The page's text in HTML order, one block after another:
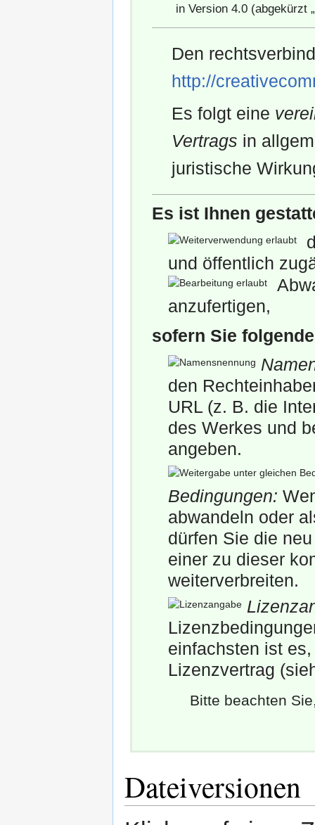
in Version 4.0 (abgekürzt
Den
http://
Es folgt eine
Vertrags in
juristische
Es ist Ihnen
und öffentlich
anzufertigen,
sofern Sie
den
URL (z. B. die
des Werkes und
angeben.
Bedingungen:
abwandeln oder
dürfen Sie die
einer zu dieser
weiterverbreiten.
einfachsten ist
Lizenzvertrag
Bitte beachten
Dateiversionen